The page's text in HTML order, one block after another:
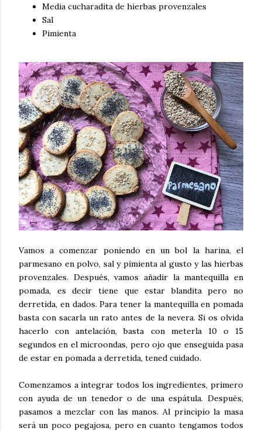
Media cucharadita de hierbas provenzales
Sal
Pimienta
Vamos a comenzar poniendo en un bol la harina, el
parmesano en polvo, sal y pimienta al gusto y las hierbas
provenzales. Después, vamos añadir la mantequilla en
pomada, es decir tiene que estar blandita pero no
derretida, en dados. Para tener la mantequilla en pomada
basta con sacarla un rato antes de la nevera. Si os olvida
hacerlo con antelación, basta con meterla 10 o 15
segundos en el microondas, pero ojo que enseguida pasa
de estar en pomada a derretida, tened cuidado.
Comenzamos a integrar todos los ingredientes, primero
con ayuda de un tenedor o de una espátula. Después,
pasamos a mezclar con las manos. Al principio la masa
será un poco pegajosa, pero en cuanto tengamos todos